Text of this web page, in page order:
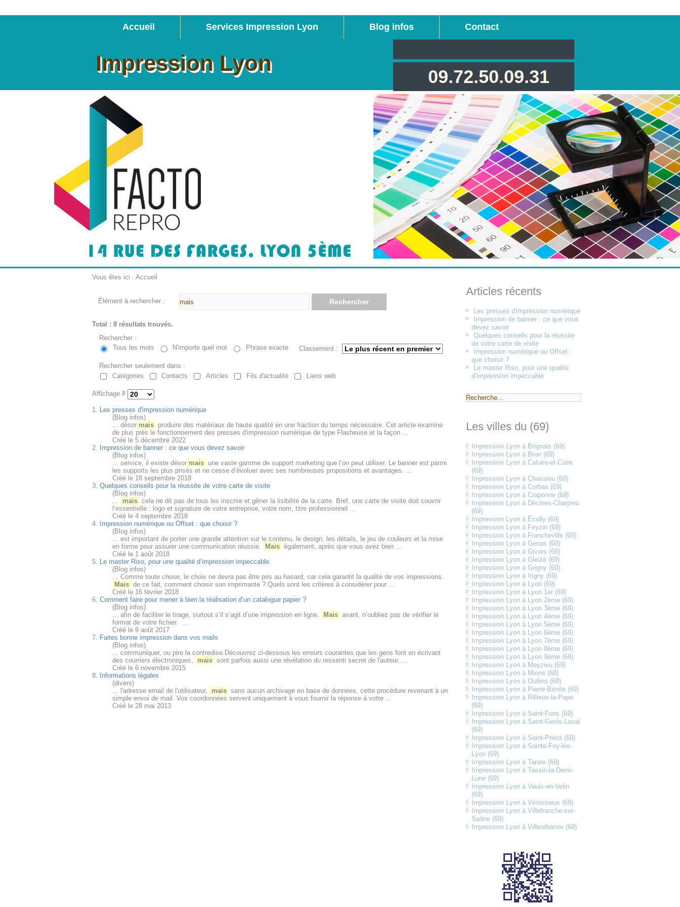
Impression Lyon
09.72.50.09.31
Accueil Services Impression Lyon Blog infos Contact
Vous êtes ici : Accueil
Élément à rechercher : Rechercher
Total : 8 résultats trouvés.
Rechercher :
Tous les mots
N'importe quel mot Phrase exacte Classement :
Rechercher seulement dans :
Catégories
Contacts Articles Fils d'actualité Liens web
Affichage #
1. Les presses d'impression numérique
(Blog infos)
... désor mais produire des matériaux de haute qualité en une fraction du temps nécessaire. Cet article examine
de plus près le fonctionnement des presses d'impression numérique de type Flasheuse et la façon ...
Créé le 5 décembre 2022
2.
Impression de banner : ce que vous devez savoir
(Blog infos)
... service, il existe désor mais une vaste gamme de support marketing que l’on peut utiliser. Le banner est parmi
les supports les plus prisés et ne cesse d’évoluer avec ses nombreuses propositions et avantages. ...
Créé le 18 septembre 2018
3. Quelques conseils pour la réussite de votre carte de visite
(Blog infos)
...
mais cela ne dit pas de tous les inscrire et gêner la lisibilité de la carte. Bref, une carte de visite doit couvrir
l’essentielle : logo et signature de votre entreprise, votre nom, titre professionnel ...
Créé le 4 septembre 2018
4.
Impression numérique ou Offset : que choisir ?
(Blog infos)
... est important de porter une grande attention sur le contenu, le design, les détails, le jeu de couleurs et la mise
en forme pour assurer une communication réussie.
Mais également, après que vous avez bien ...
Créé le 1 août 2018
5. Le master Riso, pour une qualité d’impression impeccable
(Blog infos)
... Comme toute chose, le choix ne devra pas être pris au hasard, car cela garantit la qualité de vos impressions.
Mais de ce fait, comment choisir son imprimante ? Quels sont les critères à considérer pour ...
Créé le 16 février 2018
6. Comment faire pour mener à bien la réalisation d’un catalogue papier ?
(Blog infos)
... afin de faciliter le tirage, surtout s’il s’agit d’une impression en ligne.
Mais avant, n’oubliez pas de vérifier le
format de votre fichier. ...
Créé le 9 août 2017
7. Faites bonne impression dans vos mails
(Blog infos)
... communiquer, ou pire la contredise.Découvrez ci-dessous les erreurs courantes que les gens font en écrivant
des courriers électroniques,
mais sont parfois aussi une révélation du ressenti secret de l'auteur. ...
Créé le 6 novembre 2015
8.
Informations légales
(divers)
... l'adresse email de l'utilisateur,
mais sans aucun archivage en base de données, cette procédure revenant à un
simple envoi de mail. Vos coordonnées servent uniquement à vous fournir la réponse à votre ...
Créé le 28 mai 2013
Articles récents
Les presses d'impression numérique
Impression de banner : ce que vous
devez savoir
Quelques conseils pour la réussite
de votre carte de visite
Impression numérique ou Offset :
que choisir ?
Le master Riso, pour une qualité
d’impression impeccable
Les villes du (69)
Impression Lyon à Brignais (69)
Impression Lyon à Bron (69)
Impression Lyon à Caluire-et-Cuire
(69)
Impression Lyon à Chassieu (69)
Impression Lyon à Corbas (69)
Impression Lyon à Craponne (69)
Impression Lyon à Décines-Charpieu
(69)
Impression Lyon à Écully (69)
Impression Lyon à Feyzin (69)
Impression Lyon à Francheville (69)
Impression Lyon à Genas (69)
Impression Lyon à Givors (69)
Impression Lyon à Gleizé (69)
Impression Lyon à Grigny (69)
Impression Lyon à Irigny (69)
Impression Lyon à Lyon (69)
Impression Lyon à Lyon 1er (69)
Impression Lyon à Lyon 2ème (69)
Impression Lyon à Lyon 3ème (69)
Impression Lyon à Lyon 4ème (69)
Impression Lyon à Lyon 5ème (69)
Impression Lyon à Lyon 6ème (69)
Impression Lyon à Lyon 7ème (69)
Impression Lyon à Lyon 8ème (69)
Impression Lyon à Lyon 9ème (69)
Impression Lyon à Meyzieu (69)
Impression Lyon à Mions (69)
Impression Lyon à Oullins (69)
Impression Lyon à Pierre-Bénite (69)
Impression Lyon à Rillieux-la-Pape
(69)
Impression Lyon à Saint-Fons (69)
Impression Lyon à Saint-Genis-Laval
(69)
Impression Lyon à Saint-Priest (69)
Impression Lyon à Sainte-Foy-lès-
Lyon (69)
Impression Lyon à Tarare (69)
Impression Lyon à Tassin-la-Demi-
Lune (69)
Impression Lyon à Vaulx-en-Velin
(69)
Impression Lyon à Vénissieux (69)
Impression Lyon à Villefranche-sur-
Saône (69)
Impression Lyon à Villeurbanne (69)